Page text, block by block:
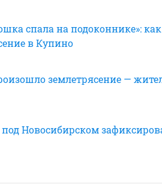
спала на подоконнике»:
в Купино
землетрясение —
Новосибирском